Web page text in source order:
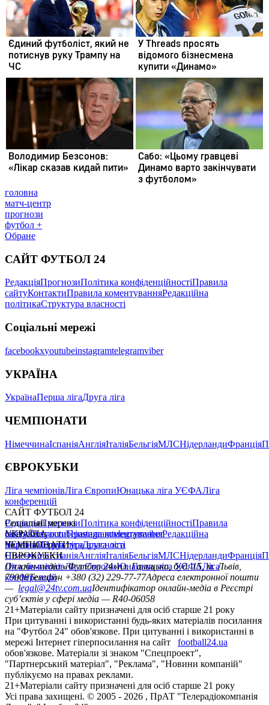
головна
матч-центр
прогнози
футбол +
Обране
САЙТ ФУТБОЛ 24
РедакціяПрогнозиПолітика конфіденційностіПравила
сайтуКонтактиПравила коментуванняРедакційна
політикаСтруктура власності
Соціальні мережі
facebookxyoutubeinstagramtelegramviber
УКРАЇНА
УкраїнаПерша лігаДруга ліга
ЧЕМПІОНАТИ
НімеччинаІспаніяАнгліяІталіяБельгіяМЛСНідерландиФранція
ЄВРОКУБКИ
Ліга чемпіонівЛіга ЄвропиЮнацька ліга УЄФАЛіга
конференцій
САЙТ ФУТБОЛ 24
РедакціяПрогнозиПолітика конфіденційностіПравила
сайтуКонтактиПравила коментуванняРедакційна
політикаСтруктура власності
Соціальні мережі
facebookxyoutubeinstagramtelegramviber
УКРАЇНА
УкраїнаПерша лігаДруга ліга
ЧЕМПІОНАТИ
НімеччинаІспаніяАнгліяІталіяБельгіяМЛСНідерландиФранція
ЄВРОКУБКИ
Ліга чемпіонівЛіга ЄвропиЮнацька ліга УЄФАЛіга
конференцій
Онлайн-медіа «Футбол 24»пл. Галицька, буд. 15, м. Львів,
79008Телефон +380 (32) 229-77-77Адреса електронної пошти
— legal@24tv.com.uaІдентифікатор онлайн-медіа в Реєстрі
суб’єктів у сфері медіа — R40-06058
21+Матеріали сайту призначені для осіб старше 21 року
При цитуванні і використанні будь-яких матеріалів посилання
на "Футбол 24" обов'язкове. При цитуванні і використанні в
мережі Інтернет гіперпосилання на сайт
football24.ua
обов'язкове. Матеріали зі знаком "Спецпроект",
"Партнерський матеріал", "Реклама", "Новини компаній"
публікуємо на правах реклами.
21+Матеріали сайту призначені для осіб старше 21 року
Усi права захищенi. © 2005 - 2026 , ПрАТ "Телерадіокомпанія